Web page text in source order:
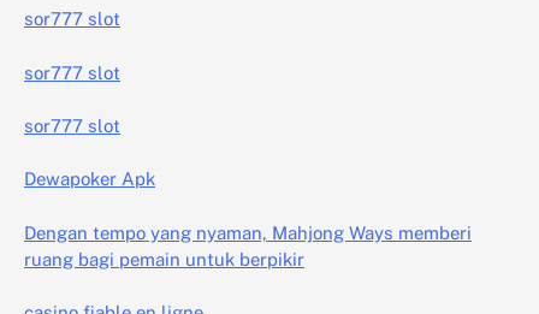
sor777 slot
sor777 slot
sor777 slot
Dewapoker Apk
Dengan tempo yang nyaman, Mahjong Ways memberi
ruang bagi pemain untuk berpikir